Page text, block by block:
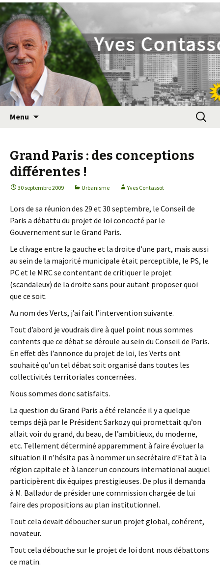
Yves Contassot
Menu
Grand Paris : des conceptions
différentes !
30 septembre 2009 Urbanisme Yves Contassot
Lors de sa réunion des 29 et 30 septembre, le Conseil de
Paris a débattu du projet de loi concocté par le
Gouvernement sur le Grand Paris.
Le clivage entre la gauche et la droite d’une part, mais aussi
au sein de la majorité municipale était perceptible, le PS, le
PC et le MRC se contentant de critiquer le projet
(scandaleux) de la droite sans pour autant proposer quoi
que ce soit.
Au nom des Verts, j’ai fait l’intervention suivante.
Tout d’abord je voudrais dire à quel point nous sommes
contents que ce débat se déroule au sein du Conseil de Paris.
En effet dès l’annonce du projet de loi, les Verts ont
souhaité qu’un tel débat soit organisé dans toutes les
collectivités territoriales concernées.
Nous sommes donc satisfaits.
La question du Grand Paris a été relancée il y a quelque
temps déjà par le Président Sarkozy qui promettait qu’on
allait voir du grand, du beau, de l’ambitieux, du moderne,
etc. Tellement déterminé apparemment à faire évoluer la
situation il n’hésita pas à nommer un secrétaire d’Etat à la
région capitale et à lancer un concours international auquel
participèrent dix équipes prestigieuses. De plus il demanda
à M. Balladur de présider une commission chargée de lui
faire des propositions au plan institutionnel.
Tout cela devait déboucher sur un projet global, cohérent,
novateur.
Tout cela débouche sur le projet de loi dont nous débattons
ce matin.